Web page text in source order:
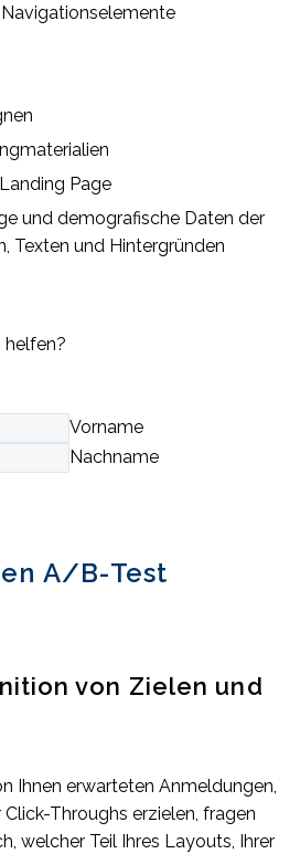
Page
und demografische Daten der
Texten und Hintergründen
helfen?
Vorname
Nachname
A/B-Test
von Zielen und
Ihnen erwarteten Anmeldungen,
Throughs erzielen, fragen
welcher Teil Ihres Layouts, Ihrer